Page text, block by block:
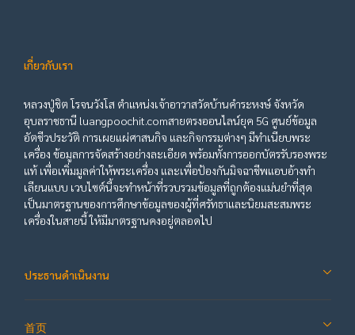
เกี่ยวกับเรา
หลวงปู่ชิต โรจนวังโส ตำแหน่งเจ้าอาวาสวัดบ้านคำระหงษ์ จังหวัด
อุบลราชธานี luangpoochit.comสายตรงออนไลน์ยุค 5G ศูนย์ข้อมูล
อัตชีวประวัติ การเผยแผ่ศาสนกิจ และกิจกรรมต่างๆ มีทำเนียบพระ
เครื่อง ข้อมูลการจัดสร้างอย่างละเอียด พร้อมทั้งการออกบัตรรับรองพระ
แท้ เพื่อเพิ่มมูลค่าให้พระเครื่อง และเพื่อป้องกันมิจฉาชีพแอบอ้างทำ
เลียนแบบ เวบไซต์นี้จะทำหน้าที่รวบรวมข้อมูลที่ถูกต้องแม่นยำที่สุด
เป็นมาตรฐานของการศึกษาข้อมูลของผู้ที่ศรัทธาและนิยมสะสมพระ
เครื่องในสายนี้ ให้มีมาตรฐานคงอยู่ตลอดไป
ประธานดำเนินงาน
首页